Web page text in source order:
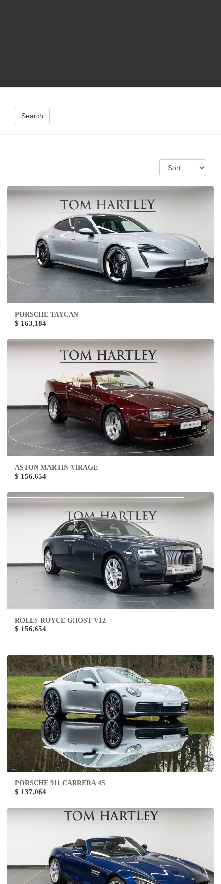
Search
PORSCHE TAYCAN
$ 163,184
ASTON MARTIN VIRAGE
$ 156,654
ROLLS-ROYCE GHOST V12
$ 156,654
PORSCHE 911 CARRERA 4S
$ 137,064